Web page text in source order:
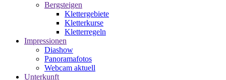
Bergsteigen
Klettergebiete
Kletterkurse
Kletterregeln
Impressionen
Diashow
Panoramafotos
Webcam aktuell
Unterkunft